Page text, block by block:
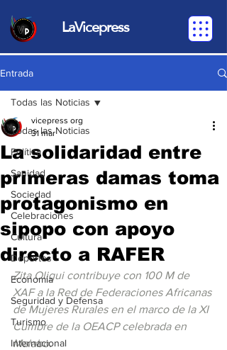
LaVicepress
Entrada
Todas las Noticias
Política
Sanidad
Sociedad
Celebraciones
Cultura
Deportes
Economia
Seguridad y Defensa
Turismo
Internacional
Todas las Noticias
La solidaridad entre
primeras damas toma
protagonismo en
sipopo con apoyo
directo a RAFER
vicepress org
31 mar
Zita Oligui contribuye con 100 M de
XAF a la Red de Federaciones Africanas
de Mujeres Rurales en el marco de la XI
Cumbre de la OEACP celebrada en
Malabo.